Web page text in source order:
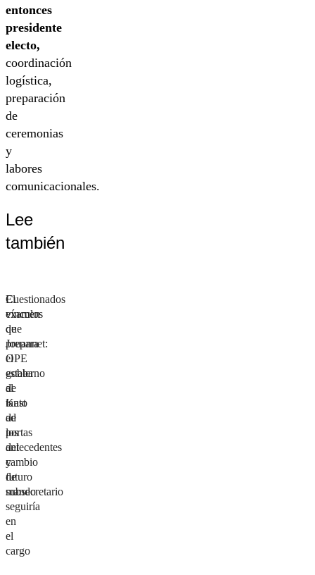
entonces
presidente
electo,
coordinación
logística,
preparación
de
ceremonias
y
labores
comunicacionales.
Lee
también
Cuestionados
vínculos
de
Jouannet:
OPE
estaba
al
tanto
de
los
antecedentes
y
futuro
subsecretario
seguiría
en
el
cargo
El
examen
que
prepara
el
gobierno
de
Kast
ad
portas
del
cambio
de
mando